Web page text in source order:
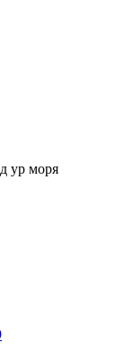
ур моря